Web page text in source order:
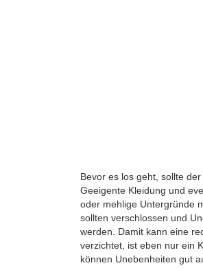
Bevor es los geht, sollte
Geeigente Kleidung und
oder mehlige Untergründe
sollten verschlossen und
werden. Damit kann eine
verzichtet, ist eben nur ein
können Unebenheiten gut